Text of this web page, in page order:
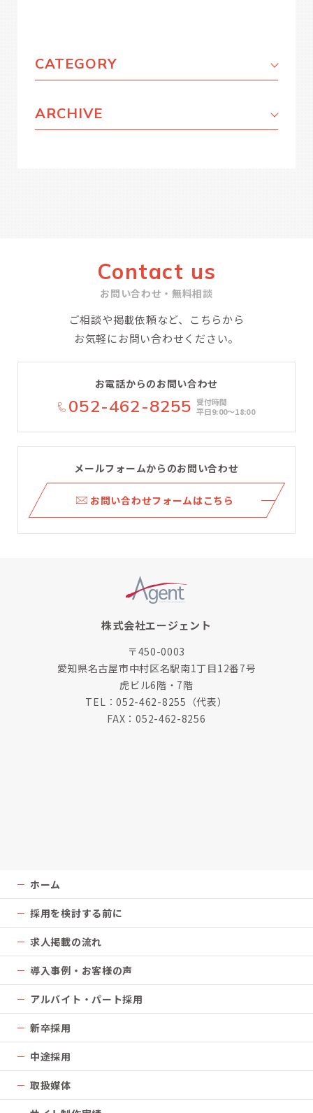
CATEGORY
ARCHIVE
Contact us
お問い合わせ・無料相談
ご相談や掲載依頼など、こちらから
お気軽にお問い合わせください。
お電話からのお問い合わせ
052-462-8255 受付時間
平日9:00〜18:00
メールフォームからのお問い合わせ
お問い合わせフォームはこちら
株式会社エージェント
〒450-0003
愛知県名古屋市中村区名駅南1丁目12番7号
虎ビル6階・7階
TEL：052-462-8255 （代表）
FAX：052-462-8256
ホーム
採用を検討する前に
求人掲載の流れ
導入事例・お客様の声
アルバイト・パート採用
新卒採用
中途採用
取扱媒体